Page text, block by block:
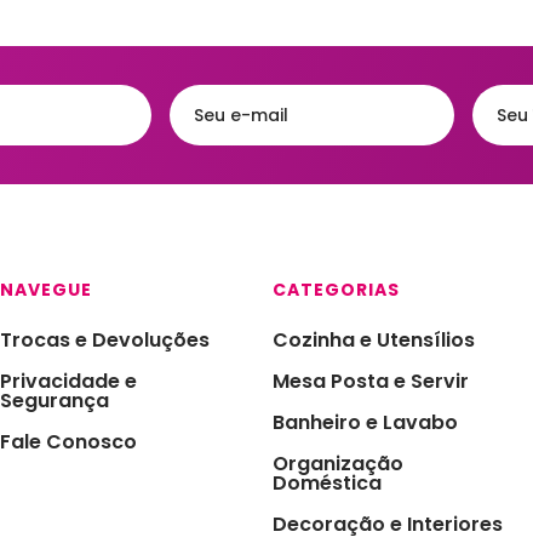
NAVEGUE
Trocas e Devoluções
Privacidade e
Segurança
Fale Conosco
CATEGORIAS
Cozinha e Utensílios
Mesa Posta e Servir
Banheiro e Lavabo
Organização
Doméstica
Decoração e Interiores